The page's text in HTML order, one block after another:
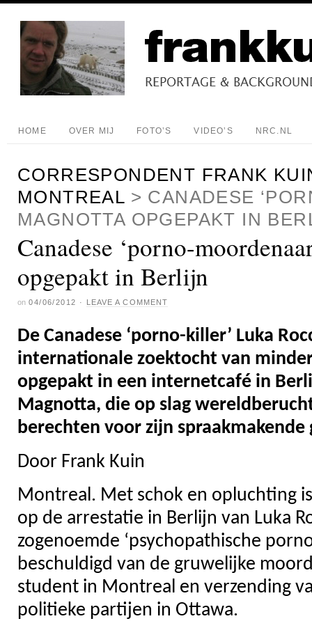
HOME OVER MIJ FOTO’S VIDEO’S NRC.NL
CORRESPONDENT FRANK
MONTREAL > CANADESE
MAGNOTTA OPGEPAKT IN
Canadese ‘porno-
opgepakt in Berlijn
on 04/06/2012 · LEAVE A COMMENT
De Canadese ‘porno-killer’ Luka
internationale zoektocht van
opgepakt in een internetcafé in
Magnotta, die op slag
berechten voor zijn
Door Frank Kuin
Montreal. Met schok en opluchting
op de arrestatie in Berlijn van Luka
zogenoemde ‘psychopathische
beschuldigd van de gruwelijke
student in Montreal en verzending
politieke partijen in Ottawa.